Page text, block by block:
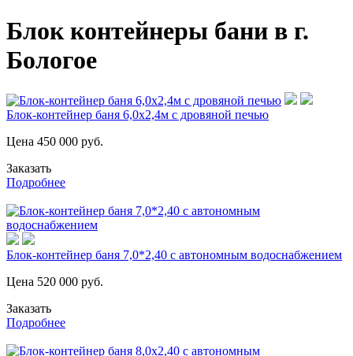
Блок контейнеры бани в г.
Бологое
Блок-контейнер баня 6,0х2,4м с дровяной печью
Цена 450 000 руб.
Заказать
Подробнее
Блок-контейнер баня 7,0*2,40 с автономным водоснабжением
Цена 520 000 руб.
Заказать
Подробнее